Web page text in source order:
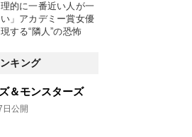
理的に一番近い人が一
」アカデミー賞女優
する“隣人”の恐怖
キング
＆モンスターズ
公開